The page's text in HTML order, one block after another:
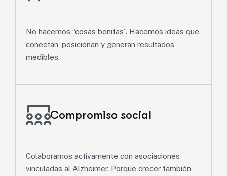
No hacemos “cosas bonitas”. Hacemos ideas que
conectan, posicionan y generan resultados
medibles.
Compromiso social
Colaboramos activamente con asociaciones
vinculadas al Alzheimer. Porque crecer también